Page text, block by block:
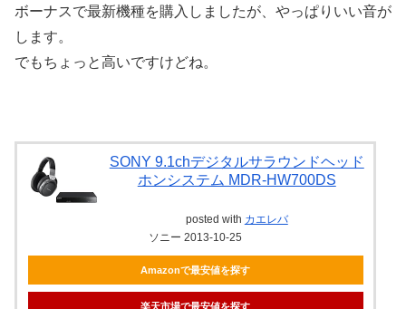
ボーナスで最新機種を購入しましたが、やっぱりいい音が
します。
でもちょっと高いですけどね。
SONY 9.1chデジタルサラウンドヘッド
ホンシステム MDR-HW700DS
posted with カエレバ
ソニー 2013-10-25
Amazonで最安値を探す
楽天市場で最安値を探す